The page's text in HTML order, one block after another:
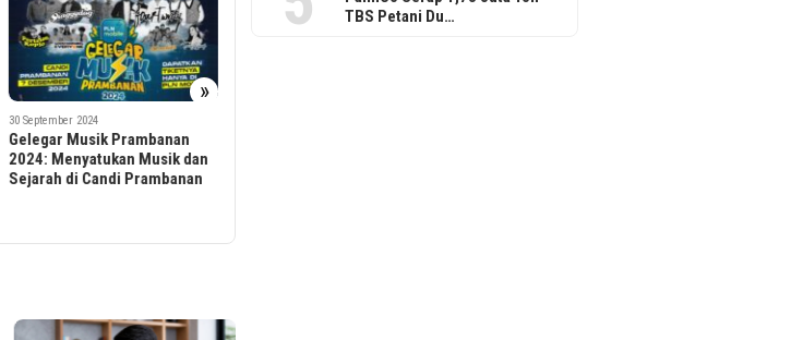
»
28 August 2024
JBL Festival 2024: Perayaan
Musik Spektakuler di Jakarta
TBS Petani Du…